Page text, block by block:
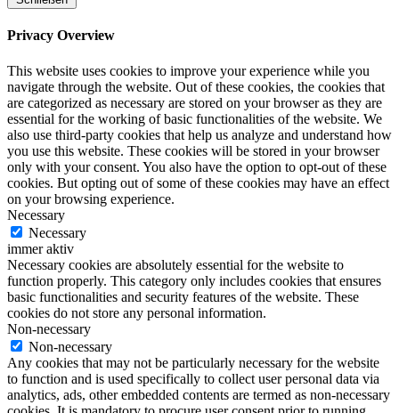
Privacy Overview
This website uses cookies to improve your experience while you
navigate through the website. Out of these cookies, the cookies that
are categorized as necessary are stored on your browser as they are
essential for the working of basic functionalities of the website. We
also use third-party cookies that help us analyze and understand how
you use this website. These cookies will be stored in your browser
only with your consent. You also have the option to opt-out of these
cookies. But opting out of some of these cookies may have an effect
on your browsing experience.
Necessary
Necessary
immer aktiv
Necessary cookies are absolutely essential for the website to
function properly. This category only includes cookies that ensures
basic functionalities and security features of the website. These
cookies do not store any personal information.
Non-necessary
Non-necessary
Any cookies that may not be particularly necessary for the website
to function and is used specifically to collect user personal data via
analytics, ads, other embedded contents are termed as non-necessary